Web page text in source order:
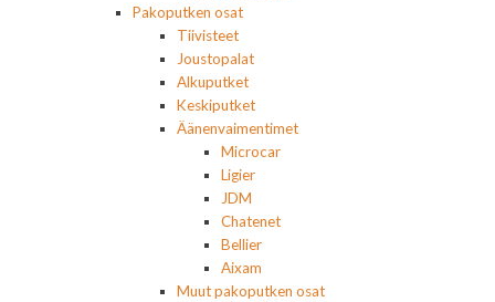
Pakoputken osat
Tiivisteet
Joustopalat
Alkuputket
Keskiputket
Äänenvaimentimet
Microcar
Ligier
JDM
Chatenet
Bellier
Aixam
Muut pakoputken osat